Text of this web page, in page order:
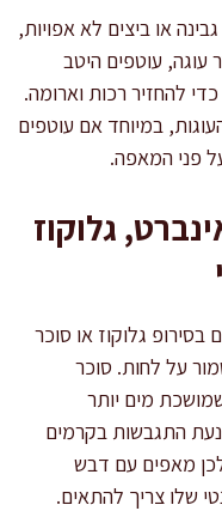
או ביצים לא אפויות,
עוגה, עוטפים היטב
להחזיר רכות וארומה.
במיוחד אם עוטפים
פני המאפה.
גלוקוז
גלוקוז או סוכר
על לחות. סוכר
שמושכת מים יותר
התגבשות בקרמים
מאפים עם דבש
שלו צריך להתאים.